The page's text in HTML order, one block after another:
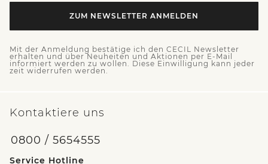
ZUM NEWSLETTER ANMELDEN
Mit der Anmeldung bestätige ich den CECIL Newsletter
erhalten und über Neuheiten und Aktionen per E-Mail
informiert werden zu wollen. Diese Einwilligung kann jeder
zeit widerrufen werden.
Kontaktiere uns
0800 / 5654555
Service Hotline